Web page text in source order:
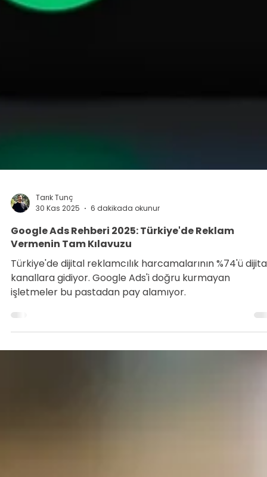
Tarık Tunç
30 Kas 2025
Google Ads Rehberi 2025: Türkiye'de Reklam
işletmeler bu pastadan pay alamıyor.